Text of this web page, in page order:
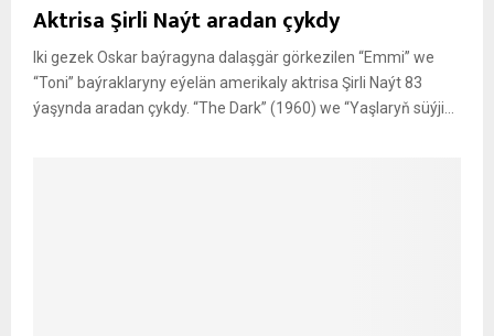
Aktrisa Şirli Naýt aradan çykdy
Iki gezek Oskar baýragyna dalaşgär görkezilen “Emmi” we
“Toni” baýraklaryny eýelän amerikaly aktrisa Şirli Naýt 83
ýaşynda aradan çykdy. “The Dark” (1960) we “Yaşlaryň süýji...